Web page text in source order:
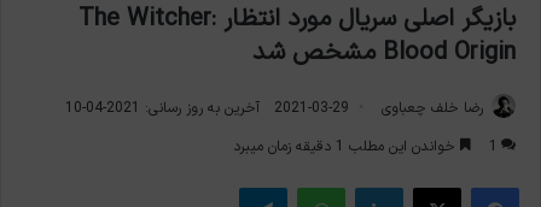
بازیگر اصلی سریال مورد انتظار The Witcher:
Blood Origin مشخص شد
رضا خلف چعباوی 2021-03-29
آخرین به روز رسانی: 2021-04-10
1
خواندن این مطلب 1 دقیقه زمان میبرد
فیس بوک X لینکدین واتس آپ تلگرام